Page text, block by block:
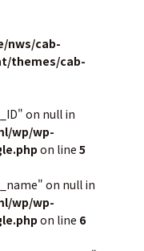
nws/cab-
themes/cab-
on null in
wp/wp-
on line 5
on null in
wp/wp-
on line 6